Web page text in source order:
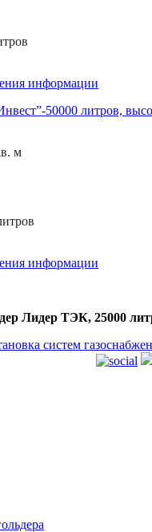
информации
50000 литров,
м
информации
Лидер ТЭК, 25000
систем